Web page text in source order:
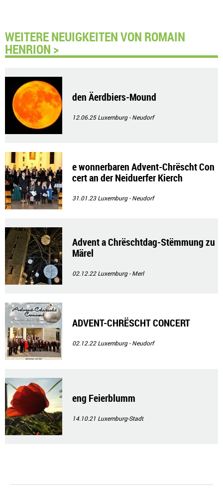
WEITERE NEUIGKEITEN VON ROMAIN
HENRION >
den Äerdbiers-Mound
12.06.25Luxemburg - Neudorf
e wonnerbaren Advent-Chrëscht Con
cert an der Neiduerfer Kierch
31.01.23Luxemburg - Neudorf
Advent a Chrëschtdag-Stëmmung zu
Märel
02.12.22Luxemburg - Merl
ADVENT-CHRËSCHT CONCERT
02.12.22Luxemburg - Neudorf
eng Feierblumm
14.10.21 Luxemburg-Stadt